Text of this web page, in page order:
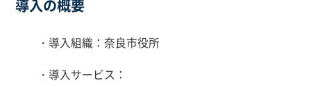
導入の概要
・導入組織：奈良市役所
・導入サービス：